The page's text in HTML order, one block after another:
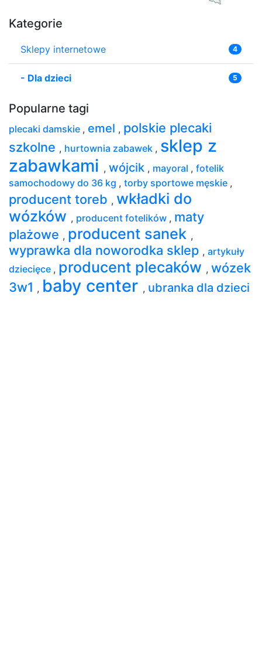
Kategorie
Sklepy internetowe 4
- Dla dzieci 5
Popularne tagi
plecaki damskie , emel , polskie plecaki
szkolne , hurtownia zabawek , sklep z
zabawkami , wójcik , mayoral , fotelik
samochodowy do 36 kg , torby sportowe męskie ,
producent toreb , wkładki do
wózków , producent fotelików , maty
plażowe , producent sanek ,
wyprawka dla noworodka sklep , artykuły
dziecięce , producent plecaków , wózek
3w1 , baby center , ubranka dla dzieci